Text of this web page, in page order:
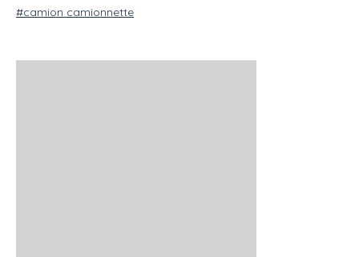
#camion camionnette